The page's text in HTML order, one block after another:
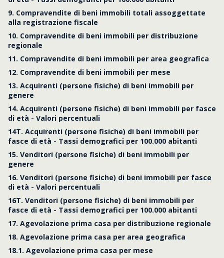
9. Compravendite di beni immobili totali assoggettate
alla registrazione fiscale
10. Compravendite di beni immobili per distribuzione
regionale
11. Compravendite di beni immobili per area geografica
12. Compravendite di beni immobili per mese
13. Acquirenti (persone fisiche) di beni immobili per
genere
14. Acquirenti (persone fisiche) di beni immobili per fasce
di età - Valori percentuali
14T. Acquirenti (persone fisiche) di beni immobili per
fasce di età - Tassi demografici per 100.000 abitanti
15. Venditori (persone fisiche) di beni immobili per
genere
16. Venditori (persone fisiche) di beni immobili per fasce
di età - Valori percentuali
16T. Venditori (persone fisiche) di beni immobili per
fasce di età - Tassi demografici per 100.000 abitanti
17. Agevolazione prima casa per distribuzione regionale
18. Agevolazione prima casa per area geografica
18.1. Agevolazione prima casa per mese